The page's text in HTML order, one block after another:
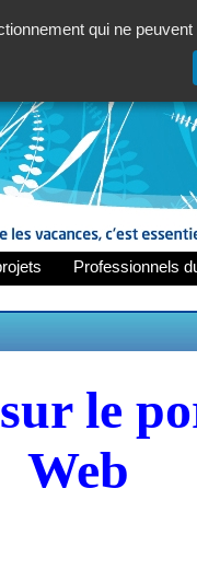
qui ne
Professionnels
le
Web